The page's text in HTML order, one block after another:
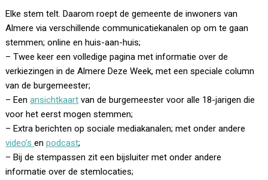
Elke stem telt. Daarom roept de gemeente de inwoners van
Almere via verschillende communicatiekanalen op om te gaan
stemmen; online en huis-aan-huis;
– Twee keer een volledige pagina met informatie over de
verkiezingen in de Almere Deze Week, met een speciale column
van de burgemeester;
– Eenansichtkaart van de burgemeester voor alle 18-jarigen die
voor het eerst mogen stemmen;
– Extra berichten op sociale mediakanalen; met onder andere
video’senpodcast;
– Bij de stempassen zit een bijsluiter met onder andere
informatie over de stemlocaties;